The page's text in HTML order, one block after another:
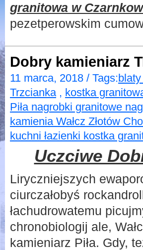
granitowa w
pezetperowskim
Dobry kamieniarz
11 marca, 2018 / Tags:
Trzcianka, kostka
Piła nagrobki granitowe
kamienia Wałcz Złotów
kuchni łazienki kostka
Uczciwe
Liryczniejszych
ciurczałobyś
łachudrowatemu
chronobiologij ale,
kamieniarz Piła. Gdy,